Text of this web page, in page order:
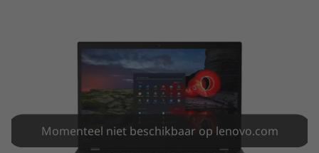
n
Momenteel niet beschikbaar op lenovo.com